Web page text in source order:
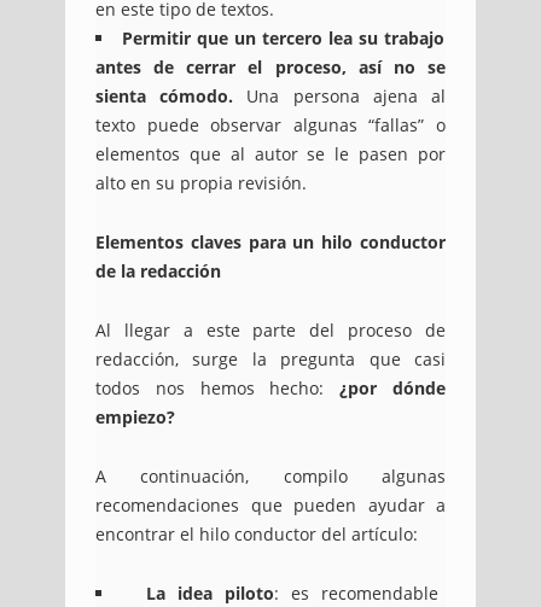
en este tipo de textos.
Permitir que un tercero lea su trabajo
antes de cerrar el proceso, así no se
sienta cómodo. Una persona ajena al
texto puede observar algunas “fallas” o
elementos que al autor se le pasen por
alto en su propia revisión.
Elementos claves para un hilo conductor
de la redacción
Al llegar a este parte del proceso de
redacción, surge la pregunta que casi
todos nos hemos hecho:¿por dónde
empiezo?
A continuación, compilo algunas
recomendaciones que pueden ayudar a
encontrar el hilo conductor del artículo:
La idea piloto: es recomendable